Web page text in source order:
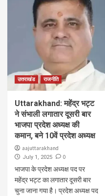
उत्तराखंड राजनीति
Uttarakhand: महेंद्र भट्ट
ने संभाली लगातार दूसरी बार
भाजपा प्रदेश अध्यक्ष की
कमान, बने 10वें प्रदेश अध्यक्ष
aajuttarakhand
July 1, 2025 0
भाजपा के प्रदेश अध्यक्ष पद पर
महेंद्र भट्ट का लगातार दूसरी बार
चुना जाना गया है। प्रदेश अध्यक्ष पद